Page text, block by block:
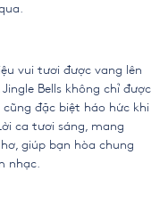
vui tươi được vang lên
Bells không chỉ được
đặc biệt háo hức khi
ca tươi sáng, mang
giúp bạn hòa chung
nhạc.